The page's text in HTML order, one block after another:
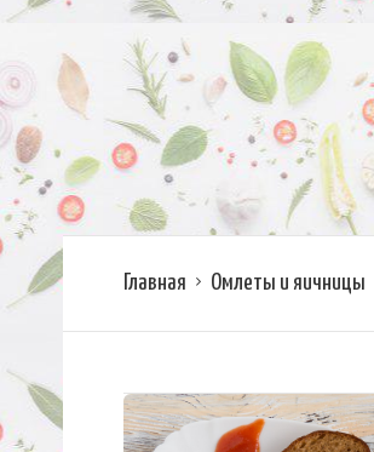
Главная Омлеты и яичницы